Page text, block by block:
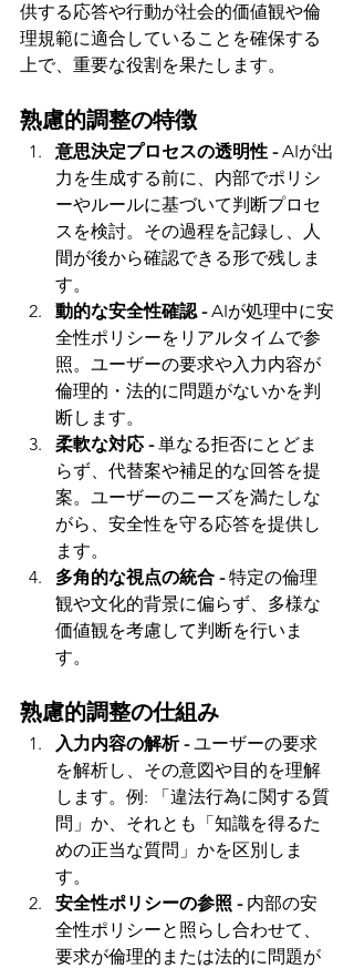
供する応答や行動が社会的価値観や倫
理規範に適合していることを確保する
上で、重要な役割を果たします。
熟慮的調整の特徴
意思決定プロセスの透明性 - AIが出
力を生成する前に、内部でポリシ
ーやルールに基づいて判断プロセ
スを検討。その過程を記録し、人
間が後から確認できる形で残しま
す。
動的な安全性確認 - AIが処理中に安
全性ポリシーをリアルタイムで参
照。ユーザーの要求や入力内容が
倫理的・法的に問題がないかを判
断します。
柔軟な対応 - 単なる拒否にとどま
らず、代替案や補足的な回答を提
案。ユーザーのニーズを満たしな
がら、安全性を守る応答を提供し
ます。
多角的な視点の統合 - 特定の倫理
観や文化的背景に偏らず、多様な
価値観を考慮して判断を行いま
す。
熟慮的調整の仕組み
入力内容の解析 - ユーザーの要求
を解析し、その意図や目的を理解
します。例: 「違法行為に関する質
問」か、それとも「知識を得るた
めの正当な質問」かを区別しま
す。
安全性ポリシーの参照 - 内部の安
全性ポリシーと照らし合わせて、
要求が倫理的または法的に問題が